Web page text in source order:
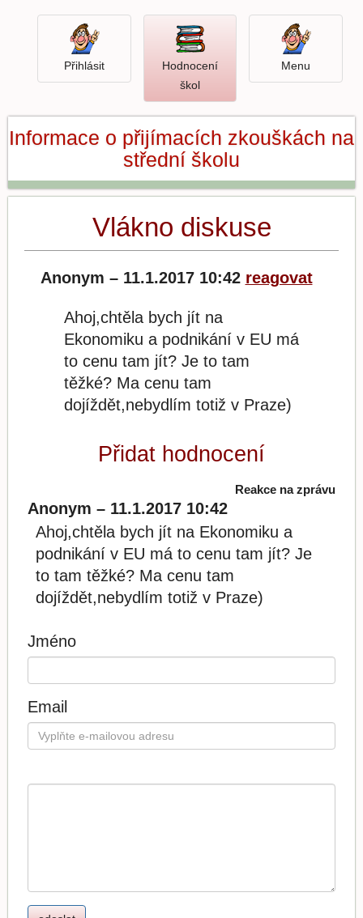
Menu
Hodnocení
školOtevři
hodnocení
PřihlásitPřihlásit
Informace o přijímacích zkouškách na
střední školu
Vlákno diskuse
Anonym – 11.1.2017 10:42 reagovat
Ahoj,chtěla bych jít na
Ekonomiku a podnikání v EU má
to cenu tam jít? Je to tam
těžké? Ma cenu tam
dojíždět,nebydlím totiž v Praze)
Přidat hodnocení
Reakce na zprávu
Anonym – 11.1.2017 10:42
Ahoj,chtěla bych jít na Ekonomiku a
podnikání v EU má to cenu tam jít? Je
to tam těžké? Ma cenu tam
dojíždět,nebydlím totiž v Praze)
Jméno
Email